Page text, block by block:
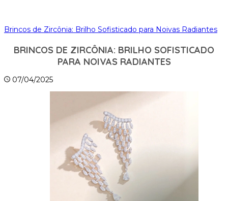
Brincos de Zircônia: Brilho Sofisticado para Noivas Radiantes
BRINCOS DE ZIRCÔNIA: BRILHO SOFISTICADO
PARA NOIVAS RADIANTES
07/04/2025